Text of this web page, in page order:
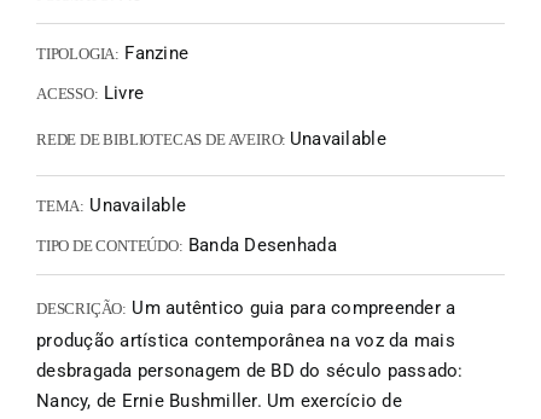
TIPOLOGIA: Fanzine
ACESSO: Livre
REDE DE BIBLIOTECAS DE AVEIRO: Unavailable
TEMA: Unavailable
TIPO DE CONTEÚDO: Banda Desenhada
DESCRIÇÃO: Um autêntico guia para compreender a
produção artística contemporânea na voz da mais
desbragada personagem de BD do século passado:
Nancy, de Ernie Bushmiller. Um exercício de